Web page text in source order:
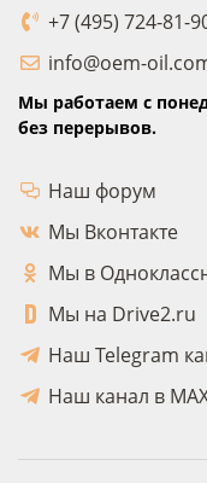
+7 (495) 724-81-
info@oem-
Мы работаем с
без перерывов.
Наш форум
Мы Вконтакте
Мы в
Мы на Drive2.ru
Наш Telegram
Наш канал в